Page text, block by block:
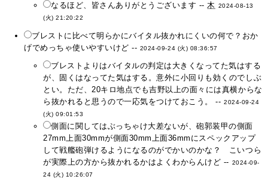
なるほど、皆さんありがとうございます --木
2024-08-13
(火) 21:20:22
ブレストに比べて明らかにバイタル抜かれにくいの何で？おか
げでめっちゃ使いやすいけど -- 2024-09-24 (火) 08:36:57
ブレストよりはバイタルの判定は大きくなってた気はする
が、固くはなってた気はする。意外に小回りも効くのでしぶ
とい。ただ、20キロ地点でも吉野以上の面々には真横からな
ら抜かれると思うので一応気をつけておこう。 -- 2024-09-24
(火) 09:01:53
側面に関してはぶっちゃけ大差ないが、砲郭装甲の側面
27mm上面30mmが側面30mm上面36mmにスペックアップ
して戦艦砲弾けるようになるのがでかいのかな？ こいつら
が実際上の方から抜かれるかはよくわからんけど -- 2024-09-
24 (火) 10:26:07